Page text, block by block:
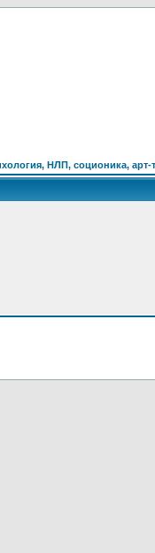
НЛП, соционика, арт-